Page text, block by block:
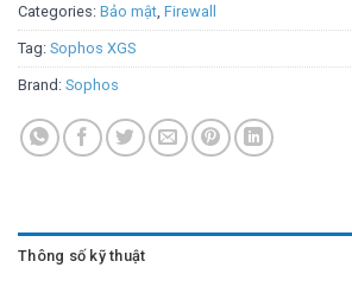
Categories: Bảo mật Firewall
Tag: Sophos XGS
Brand: Sophos
Thông số kỹ thuật